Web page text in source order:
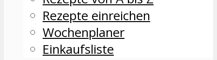
Rezepte einreichen
Wochenplaner
Einkaufsliste